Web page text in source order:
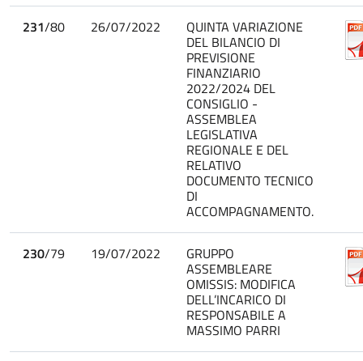
231/80 26/07/2022 QUINTA VARIAZIONE
DEL BILANCIO DI
PREVISIONE
FINANZIARIO
2022/2024 DEL
CONSIGLIO -
ASSEMBLEA
LEGISLATIVA
REGIONALE E DEL
RELATIVO
DOCUMENTO TECNICO
DI
ACCOMPAGNAMENTO.
230/79 19/07/2022 GRUPPO
ASSEMBLEARE
OMISSIS: MODIFICA
DELL’INCARICO DI
RESPONSABILE A
MASSIMO PARRI